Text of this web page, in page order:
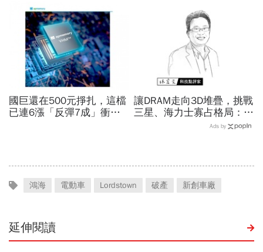
張利空，要抱要殺全看2重
國巨還在500元掙扎，這檔
已連6漲「反彈7成」衝千
讓DRAM走向3D堆疊，挑戰
三星、海力士寡占格局：這
家矽谷台裔新創，可能改寫
Ads by
鴻海 電動車 Lordstown 破產 新創車廠
延伸閱讀